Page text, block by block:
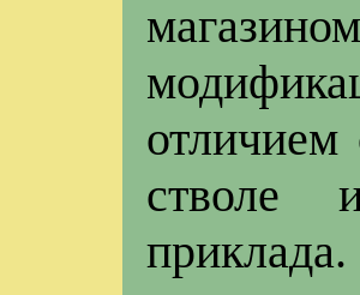
отличием
стволе